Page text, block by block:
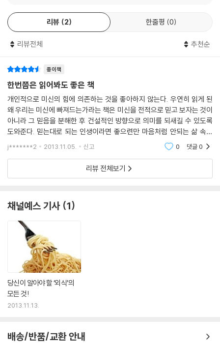
그런데 미신적 의식에 숨어 있는 본질적인 요소는 물리적 행위 자체가 아
주 하는데 만약 주변에 두드릴 나무가 없으면 종이나 면 같은 식물 성분이
나무를 두드리는 행동조차 하지 않고 그냥 “나무를 두드린다.”라고 말하거
나 속으로만 생각하기도 한다. 그러니까 물질보다는 마음이 중요하다는 뜻
이다. 미신적 의식이나 부적은 그 자체가 중요하다기보다 생각과 의도를
집중한 뒤 밖으로 내보내는 일종의 안테나 역할을 한다. 혹은 행운을 불러
오는 수단의 역할을 할 수도 있다. 예전에 심리학자들은 행운에 대한 믿음
이 곧 상황에 대한 포기를 나타내는 것이라고 생각했다. 행운을 기대하는
것은 자신의 통제력을 운이라는 외부적 요소에 넘겨주는 것이기 때문이다.
고 지난 15년간의 연구에 따르면 운에 대한 믿음, 특히 행운에 대한 믿음은
키울 만한 가치가 있는 것으로 밝혀졌다.--- pp.134-135
우리 모두는 “모든 일은 마음먹기에 달렸다.”나 “정신이 물질을 지배한
을 빌어본 적이 있을 것이다. 누구나 자신만의 징크스도 있을 것이다. 텔레
비전 앞에서 축구 경기를 보며 공이 들어가길 마음속으로 염원해본 적도
있을 것이다. 정신력을 통해 물질을 통제할 수 있다는 믿음은 우리의 정신
과 물리적 세상이 연결되어 있다는 생각에서 비롯된다. 이를 통해 멀리 떨
어진 곳에서 발생하는 사건이나 다른 사람의 생각을 감지할 수 있다고 생
각한다. 살아가면서 어떤 특정한 순간에 자신이 우주와 하나가 되었다는
감정을 느끼기도 한다. 우리는 비록 뇌는 육체 안에 갇혀 있지만 정신에는
어떠한 한계도 없다는 사실을 자연스럽게 믿는다. 그런 믿음을 뒷받침할
p.164
그러므로 마술적 사고를 한다!”
이 책에서는 마술적 사고를 7개의 영역으로 나누어 다룬다. 1장에서는 일
상생활에서 사용하는 물건들의 이전 주인이 누구인가 혹은 물건에 어떤 과
장에서는 우리가 세상에서 맺는 평범한 관계 속에서 나타나는 마술적 사고
동에는 어떤 것들이 있는지, 그것들이 우리에게 어떤 영향을 미치는지에
대해 살펴본다. 4장에서는 정신력에 대한 믿음, 자유의지, 초감각적 인지,
초월적인 경험 같은 마술적 사고에 대해 살펴본다. 5장에서는 인간이 죽음
에 대해 어떤 마술적 사고를 하는지에 대해 살펴본다. 6장에서는 무생물을
마치 생명이 있는 것처럼 여기는 마술적 사고에 대해 살펴본다. 마지막으
로 7장에서는 인간보다 더 높은 어떤 존재가 있다고 믿는 마술적 사고를
분석해본다. 그리고 에필로그를 통해 세상을 신성하게 대하면서 삶의 의미
훌륭하면서도 신 나는 내용으로 가득한 이 책에서 작가는 ‘마술적 사고’라
는 놀라운 능력에 대한 인간의 믿음과 비합리성에 대한 새로운 시각을 제
시한다.
리뷰 2 한줄평 0
리뷰전체 추천순
종이책
한번쯤은 읽어봐도 좋은 책
개인적으로 미신의 힘에 의존하는 것을 좋아하지 않는다. 우연히 읽게 된
왜 우리는 미신에 빠져드는가라는 책은 미신을 전적으로 믿고 보자는 것이
아니라 그 믿음을 분해한 후 건설적인 방향으로 의미를 되새길 수 있도록
도와준다. 믿는대로 되는 인생이라면 좋으련만 마음처럼 안되는 삶 속에
서 어렴풋하게 희망을 긍정적으로 안고 살 수 있도록 도와주는 책 같다. 미
신적인 사고를
j*******2 2013.11.05. 신고 0 댓글0
리뷰 전체보기
채널예스 기사 1
당신이 알아야 할 ‘외식’의
모든 것!
2013.11.13.
배송/반품/교환 안내